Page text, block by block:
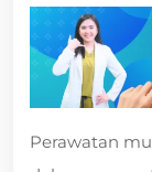
Perawatan